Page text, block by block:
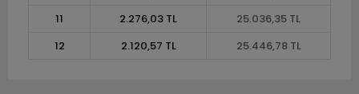
11
2.276,03 TL
25.036,35 TL
12
2.120,57 TL 25.446,78 TL